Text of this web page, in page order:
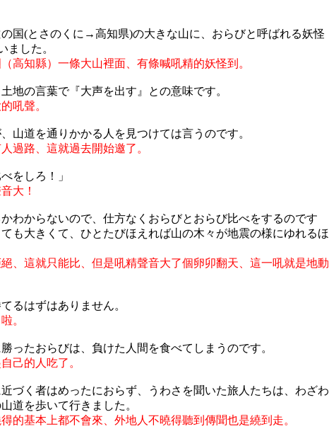
国(とさのくに→高知県)の大きな山に、おらびと呼ばれる妖怪
ました。
高知縣）一條大山裡面、有條喊吼精的妖怪到。
地の言葉で『大声を出す』との意味です。
吼聲。
山道を通りかかる人を見つけては言うのです。
過路、這就過去開始邀了。
をしろ！」
大！
わからないので、仕方なくおらびとおらび比べをするのです
も大きくて、ひとたびほえれば山の木々が地震の様にゆれるほ
、這就只能比、但是吼精聲音大了個卵卯翻天、這一吼就是地動
るはずはありません。
。
ったおらびは、負けた人間を食べてしまうのです。
己的人吃了。
づく者はめったにおらず、うわさを聞いた旅人たちは、わざわ
道を歩いて行きました。
的基本上都不會來、外地人不曉得聽到傳聞也是繞到走。